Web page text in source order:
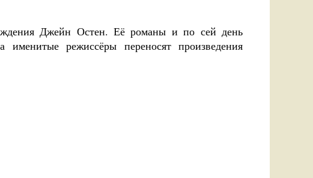
Джейн Остен. Её романы и по сей день
режиссёры переносят произведения